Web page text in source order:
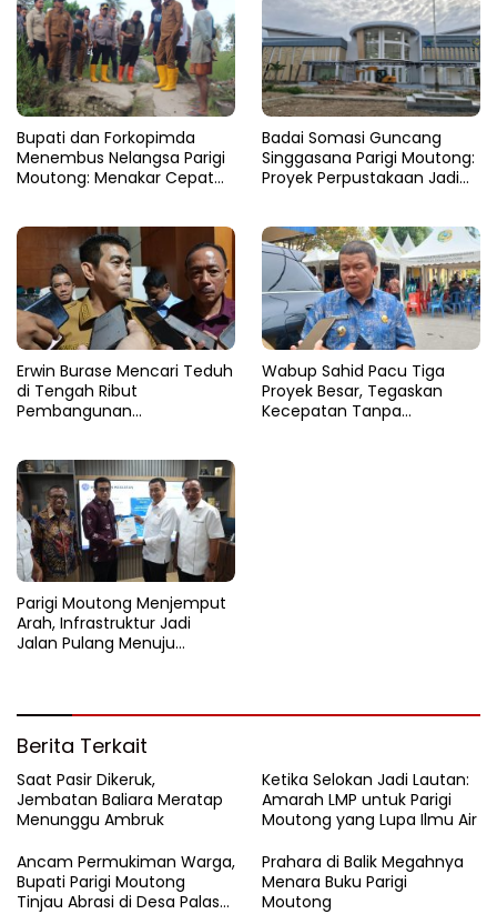
​Bupati dan Forkopimda
Menembus Nelangsa Parigi
Moutong: Menakar Cepat
Badai Somasi Guncang
Singgasana Parigi Moutong:
Proyek Perpustakaan Jadi
Erwin Burase Mencari Teduh
di Tengah Ribut
Pembangunan
Wabup Sahid Pacu Tiga
Proyek Besar, Tegaskan
Kecepatan Tanpa
Parigi Moutong Menjemput
Arah, Infrastruktur Jadi
Jalan Pulang Menuju
Berita Terkait
Saat Pasir Dikeruk,
Jembatan Baliara Meratap
Menunggu Ambruk
Ketika Selokan Jadi Lautan:
Amarah LMP untuk Parigi
Moutong yang Lupa Ilmu Air
Ancam Permukiman Warga,
Bupati Parigi Moutong
Tinjau Abrasi di Desa Palasa
Prahara di Balik Megahnya
Menara Buku Parigi
Moutong